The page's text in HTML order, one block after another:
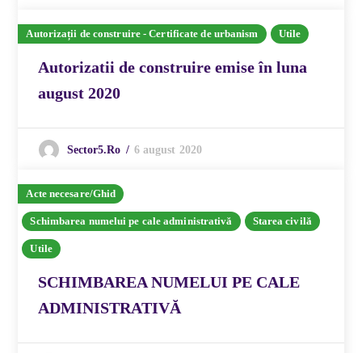
Autorizații de construire - Certificate de urbanism Utile
Autorizatii de construire emise în luna
august 2020
Sector5.ro 6 august 2020
Acte necesare/Ghid
Schimbarea numelui pe cale administrativă Starea civilă
Utile
SCHIMBAREA NUMELUI PE CALE
ADMINISTRATIVĂ